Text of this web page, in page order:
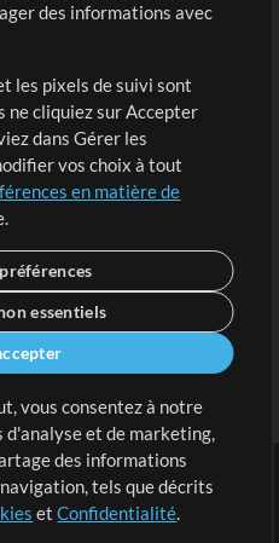
S'inscrire
Confidentialité |
des informations avec
les pixels de suivi sont
ne cliquiez sur Accepter
dans Gérer les
vos choix à tout
en matière de
essentiels
vous consentez à notre
et de marketing,
des informations
tels que décrits
etConfidentialité.